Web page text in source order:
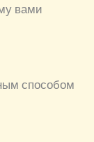
вами
способом